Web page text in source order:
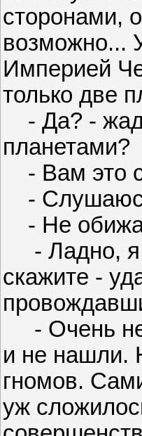
сторонами,
возможно...
Империей
только две
- Да? -
планетами?
- Вам это
-
- Не
- Ладно, я
скажите -
- Очень
и не нашли.
гномов.
уж